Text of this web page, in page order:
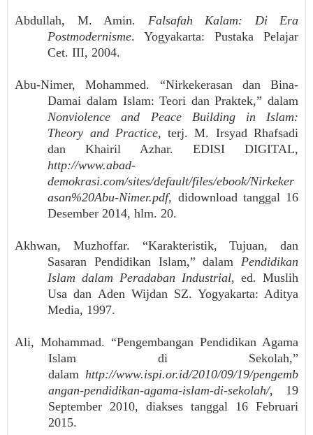
Abdullah, M. Amin. Falsafah Kalam: Di Era
Postmodernisme. Yogyakarta: Pustaka Pelajar
Cet. III, 2004.
Abu-Nimer, Mohammed. “Nirkekerasan dan Bina-
Damai dalam Islam: Teori dan Praktek,” dalam
Nonviolence and Peace Building in Islam:
Theory and Practice, terj. M. Irsyad Rhafsadi
dan Khairil Azhar. EDISI DIGITAL,
http://www.abad-
demokrasi.com/sites/default/files/ebook/Nirkeker
asan%20Abu-Nimer.pdf, didownload tanggal 16
Desember 2014, hlm. 20.
Akhwan, Muzhoffar. “Karakteristik, Tujuan, dan
Sasaran Pendidikan Islam,” dalam Pendidikan
Islam dalam Peradaban Industrial, ed. Muslih
Usa dan Aden Wijdan SZ. Yogyakarta: Aditya
Media, 1997.
Ali, Mohammad. “Pengembangan Pendidikan Agama
Islam di Sekolah,”
dalam http://www.ispi.or.id/2010/09/19/pengemb
angan-pendidikan-agama-islam-di-sekolah/, 19
September 2010, diakses tanggal 16 Februari
2015.